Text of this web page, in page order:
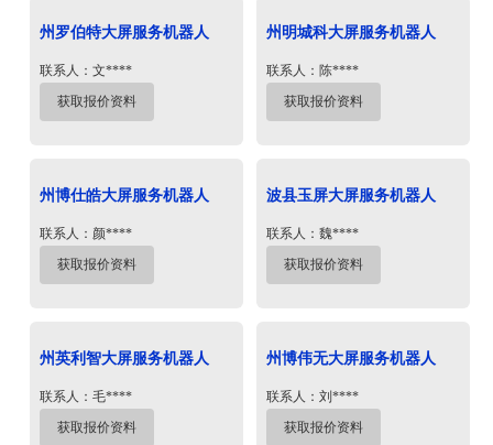
州罗伯特大屏服务机器人
联系人：文****
获取报价资料
州明城科大屏服务机器人
联系人：陈****
获取报价资料
州博仕皓大屏服务机器人
联系人：颜****
获取报价资料
波县玉屏大屏服务机器人
联系人：魏****
获取报价资料
州英利智大屏服务机器人
联系人：毛****
获取报价资料
州博伟无大屏服务机器人
联系人：刘****
获取报价资料